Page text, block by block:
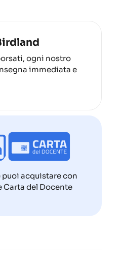
ogni nostro
immediata e
puoi acquistare con
Carta del Docente